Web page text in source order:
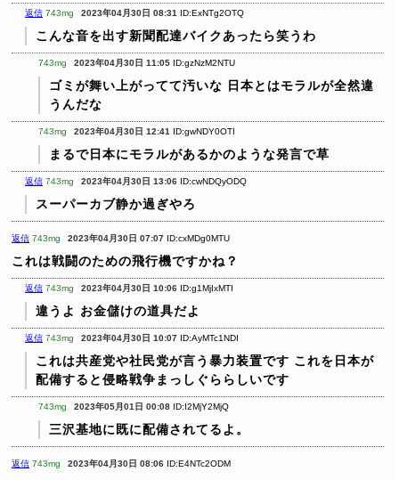
返信 743mg 2023年04月30日 08:31 ID:ExNTg2OTQ
こんな音を出す新聞配達バイクあったら笑うわ
743mg 2023年04月30日 11:05 ID:gzNzM2NTU
ゴミが舞い上がってて汚いな 日本とはモラルが全然違
うんだな
743mg 2023年04月30日 12:41 ID:gwNDY0OTI
まるで日本にモラルがあるかのような発言で草
返信 743mg 2023年04月30日 13:06 ID:cwNDQyODQ
スーパーカブ静か過ぎやろ
返信 743mg 2023年04月30日 07:07 ID:cxMDg0MTU
これは戦闘のための飛行機ですかね？
返信 743mg 2023年04月30日 10:06 ID:g1MjIxMTI
違うよ お金儲けの道具だよ
返信 743mg 2023年04月30日 10:07 ID:AyMTc1NDI
これは共産党や社民党が言う暴力装置です これを日本が
配備すると侵略戦争まっしぐららしいです
743mg 2023年05月01日 00:08 ID:I2MjY2MjQ
三沢基地に既に配備されてるよ。
返信 743mg 2023年04月30日 08:06 ID:E4NTc2ODM